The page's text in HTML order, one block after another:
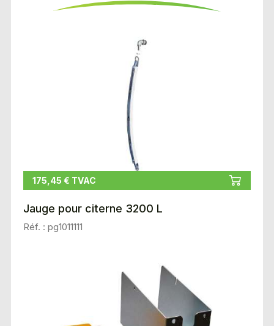
175,45 € TVAC
Jauge pour citerne 3200 L
Réf. : pg1011111